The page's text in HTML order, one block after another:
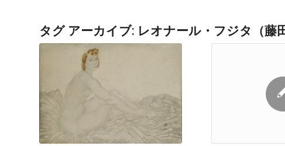
タグ アーカイブ: レオナール・フジタ（藤